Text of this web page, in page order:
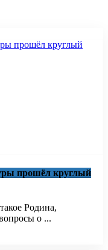
прошёл круглый
Родина,
о ...